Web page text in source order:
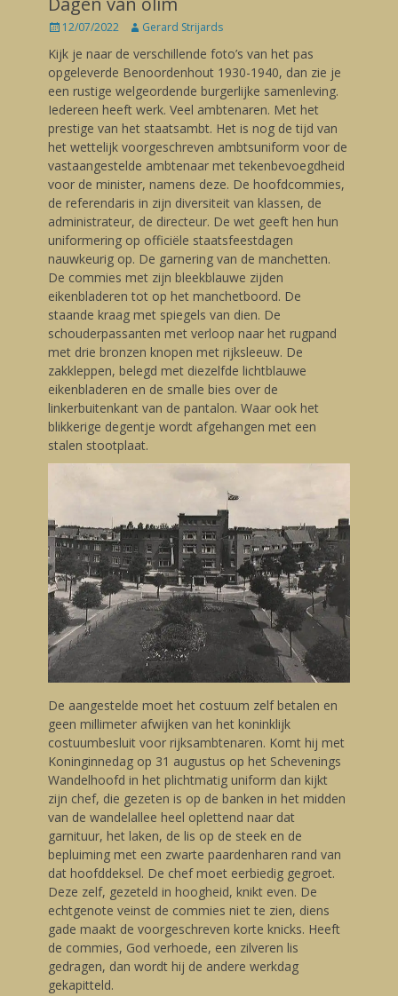
Posted
12/07/2022 Author
Gerard Strijards
Kijk je naar de verschillende foto’s van het pas
opgeleverde Benoordenhout 1930-1940, dan zie je
een rustige welgeordende burgerlijke samenleving.
Iedereen heeft werk. Veel ambtenaren. Met het
prestige van het staatsambt. Het is nog de tijd van
het wettelijk voorgeschreven ambtsuniform voor de
vastaangestelde ambtenaar met tekenbevoegdheid
voor de minister, namens deze. De hoofdcommies,
de referendaris in zijn diversiteit van klassen, de
administrateur, de directeur. De wet geeft hen hun
uniformering op officiële staatsfeestdagen
nauwkeurig op. De garnering van de manchetten.
De commies met zijn bleekblauwe zijden
eikenbladeren tot op het manchetboord. De
staande kraag met spiegels van dien. De
schouderpassanten met verloop naar het rugpand
met drie bronzen knopen met rijksleeuw. De
zakkleppen, belegd met diezelfde lichtblauwe
eikenbladeren en de smalle bies over de
linkerbuitenkant van de pantalon. Waar ook het
blikkerige degentje wordt afgehangen met een
stalen stootplaat.
De aangestelde moet het costuum zelf betalen en
geen millimeter afwijken van het koninklijk
costuumbesluit voor rijksambtenaren. Komt hij met
Koninginnedag op 31 augustus op het Schevenings
Wandelhoofd in het plichtmatig uniform dan kijkt
zijn chef, die gezeten is op de banken in het midden
van de wandelallee heel oplettend naar dat
garnituur, het laken, de lis op de steek en de
bepluiming met een zwarte paardenharen rand van
dat hoofddeksel. De chef moet eerbiedig gegroet.
Deze zelf, gezeteld in hoogheid, knikt even. De
echtgenote veinst de commies niet te zien, diens
gade maakt de voorgeschreven korte knicks. Heeft
de commies, God verhoede, een zilveren lis
gedragen, dan wordt hij de andere werkdag
gekapitteld.